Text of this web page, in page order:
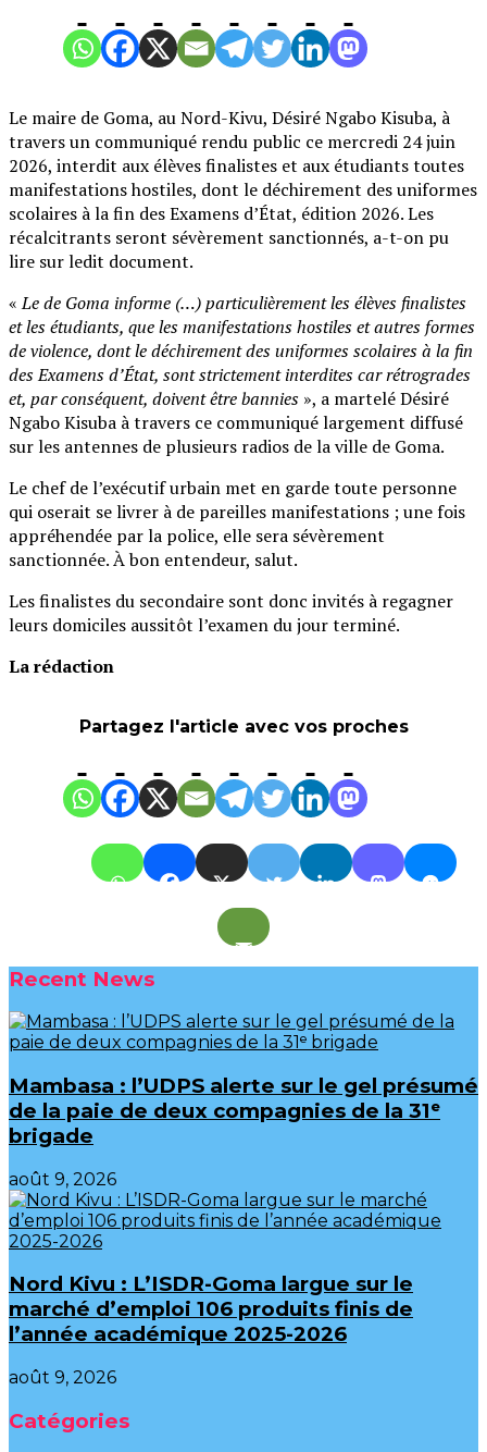
Le maire de Goma, au Nord-Kivu, Désiré Ngabo Kisuba, à
travers un communiqué rendu public ce mercredi 24 juin
2026, interdit aux élèves finalistes et aux étudiants toutes
manifestations hostiles, dont le déchirement des uniformes
scolaires à la fin des Examens d’État, édition 2026. Les
récalcitrants seront sévèrement sanctionnés, a-t-on pu
lire sur ledit document.
«Le de Goma informe (…) particulièrement les élèves finalistes
et les étudiants, que les manifestations hostiles et autres formes
de violence, dont le déchirement des uniformes scolaires à la fin
des Examens d’État, sont strictement interdites car rétrogrades
et, par conséquent, doivent être bannies », a martelé Désiré
Ngabo Kisuba à travers ce communiqué largement diffusé
sur les antennes de plusieurs radios de la ville de Goma.
Le chef de l’exécutif urbain met en garde toute personne
qui oserait se livrer à de pareilles manifestations ; une fois
appréhendée par la police, elle sera sévèrement
sanctionnée. À bon entendeur, salut.
Les finalistes du secondaire sont donc invités à regagner
leurs domiciles aussitôt l’examen du jour terminé.
La rédaction
Partagez l'article avec vos proches
Recent News
Mambasa : l’UDPS alerte sur le gel présumé
de la paie de deux compagnies de la 31ᵉ
brigade
août 9, 2026
Nord Kivu : L’ISDR-Goma largue sur le
marché d’emploi 106 produits finis de
l’année académique 2025-2026
août 9, 2026
Catégories